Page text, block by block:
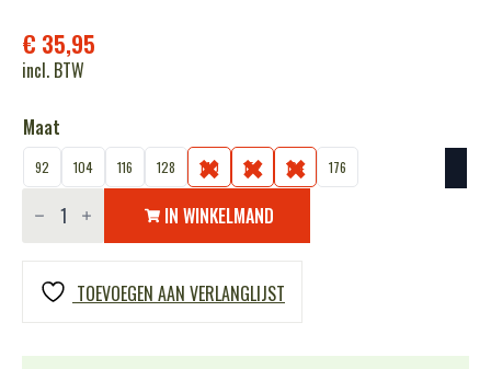
€ 35,95
incl. BTW
Maat
92 104 116 128 140 152 164 176
Pilot
Overall
KM
-
Camouflage
aantal
IN WINKELMAND
TOEVOEGEN AAN VERLANGLIJST